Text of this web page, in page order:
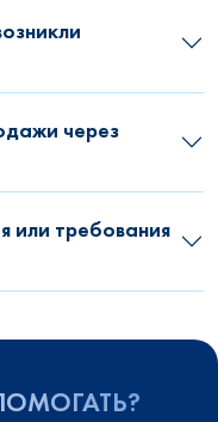
через
или требования